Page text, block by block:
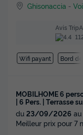
Ghisonaccia -
Avis
Wifi payant Bord
MOBILHOME 6
| 6 Pers. | Terrasse
du 23/09/2026 au
Meilleur prix pour 7